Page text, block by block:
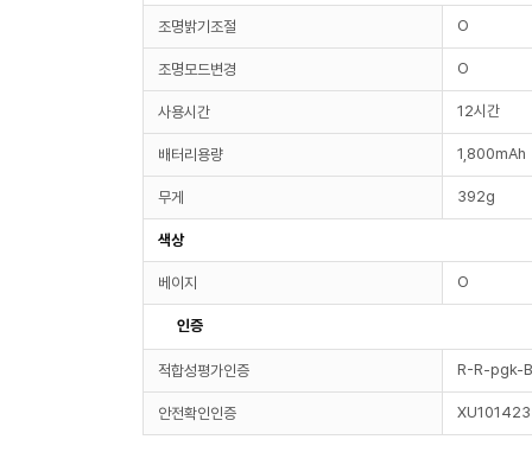
조명밝기조절 O
조명모드변경 O
사용시간 12시간
배터리용량 1,800mAh
무게 392g
색상
베이지 O
인증
적합성평가인증 R-R-pgk-
안전확인인증